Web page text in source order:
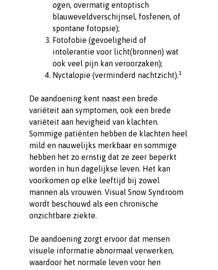
ogen, overmatig entoptisch
blauweveldverschijnsel, fosfenen, of
spontane fotopsie);
Fotofobie (gevoeligheid of
intolerantie voor licht(bronnen) wat
ook veel pijn kan veroorzaken);
Nyctalopie (verminderd nachtzicht).1
De aandoening kent naast een brede
variëteit aan symptomen, ook een brede
variëteit aan hevigheid van klachten.
Sommige patiënten hebben de klachten heel
mild en nauwelijks merkbaar en sommige
hebben het zo ernstig dat ze zeer beperkt
worden in hun dagelijkse leven. Het kan
voorkomen op elke leeftijd bij zowel
mannen als vrouwen. Visual Snow Syndroom
wordt beschouwd als een chronische
onzichtbare ziekte.
De aandoening zorgt ervoor dat mensen
visuele informatie abnormaal verwerken,
waardoor het normale leven voor hen